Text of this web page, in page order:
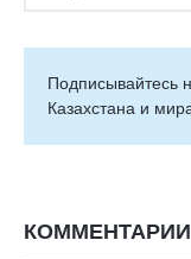
Подписывайтесь
Казахстана и
КОММЕНТАРИИ